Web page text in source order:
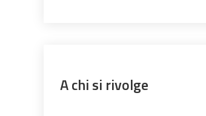
A chi si rivolge